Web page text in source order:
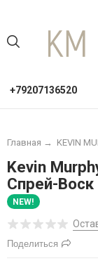
+79207136520
Главная → KEVIN
Kevin
Спрей-
NEW!
Поделиться